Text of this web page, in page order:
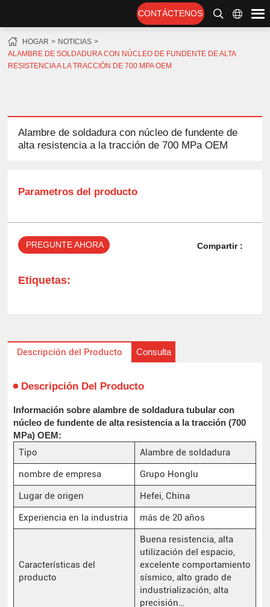
CONTÁCTENOS
HOGAR
NOTICIAS
ALAMBRE DE SOLDADURA CON NÚCLEO DE FUNDENTE DE ALTA
RESISTENCIA A LA TRACCIÓN DE 700 MPA OEM
Alambre de soldadura con núcleo de fundente de
alta resistencia a la tracción de 700 MPa OEM
Parametros del producto
PREGUNTE AHORA Compartir :
Etiquetas:
Descripción del Producto Consulta
Descripción Del Producto
Información sobre alambre de soldadura tubular con
núcleo de fundente de alta resistencia a la tracción (700
MPa) OEM:
Tipo
Alambre de soldadura
nombre de empresa
Grupo Honglu
Lugar de origen
Hefei, China
Experiencia en la industria
más de 20 años
Características del
producto
Buena resistencia, alta
utilización del espacio,
excelente comportamiento
sísmico, alto grado de
industrialización, alta
precisión…